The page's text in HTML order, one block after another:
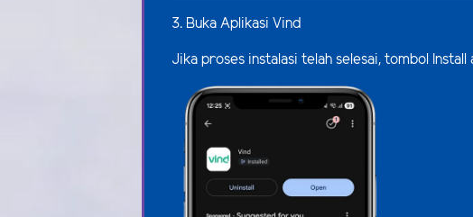
3. Buka Aplikasi Vind
Jika proses instalasi telah selesai, tombol